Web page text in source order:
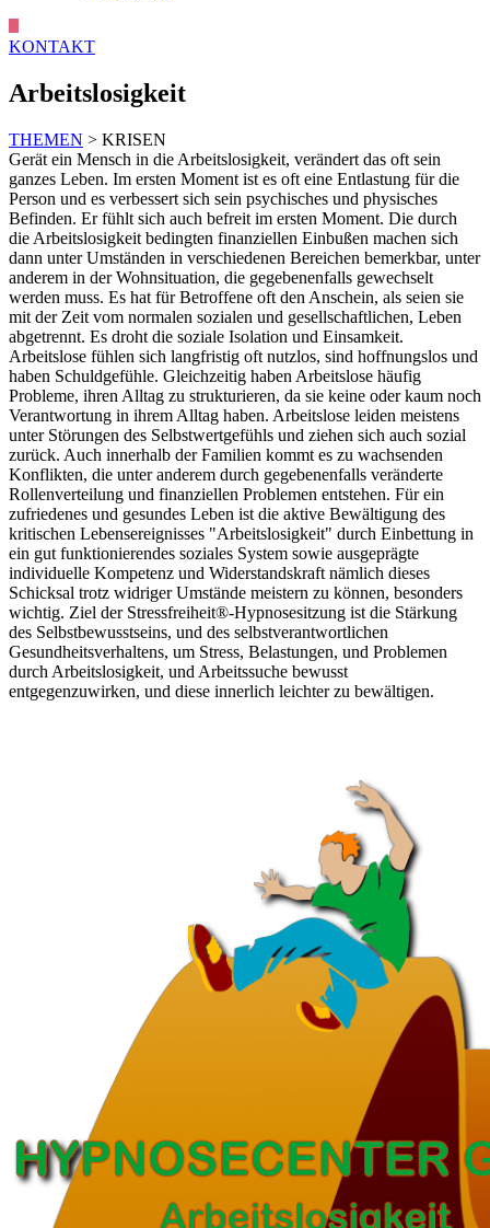
KONTAKT
Arbeitslosigkeit
THEMEN > KRISEN
Gerät ein Mensch in die Arbeitslosigkeit, verändert das oft sein
ganzes Leben. Im ersten Moment ist es oft eine Entlastung für die
Person und es verbessert sich sein psychisches und physisches
Befinden. Er fühlt sich auch befreit im ersten Moment. Die durch
die Arbeitslosigkeit bedingten finanziellen Einbußen machen sich
dann unter Umständen in verschiedenen Bereichen bemerkbar, unter
anderem in der Wohnsituation, die gegebenenfalls gewechselt
werden muss. Es hat für Betroffene oft den Anschein, als seien sie
mit der Zeit vom normalen sozialen und gesellschaftlichen, Leben
abgetrennt. Es droht die soziale Isolation und Einsamkeit.
Arbeitslose fühlen sich langfristig oft nutzlos, sind hoffnungslos und
haben Schuldgefühle. Gleichzeitig haben Arbeitslose häufig
Probleme, ihren Alltag zu strukturieren, da sie keine oder kaum noch
Verantwortung in ihrem Alltag haben. Arbeitslose leiden meistens
unter Störungen des Selbstwertgefühls und ziehen sich auch sozial
zurück. Auch innerhalb der Familien kommt es zu wachsenden
Konflikten, die unter anderem durch gegebenenfalls veränderte
Rollenverteilung und finanziellen Problemen entstehen. Für ein
zufriedenes und gesundes Leben ist die aktive Bewältigung des
kritischen Lebensereignisses "Arbeitslosigkeit" durch Einbettung in
ein gut funktionierendes soziales System sowie ausgeprägte
individuelle Kompetenz und Widerstandskraft nämlich dieses
Schicksal trotz widriger Umstände meistern zu können, besonders
wichtig. Ziel der Stressfreiheit®-Hypnosesitzung ist die Stärkung
des Selbstbewusstseins, und des selbstverantwortlichen
Gesundheitsverhaltens, um Stress, Belastungen, und Problemen
durch Arbeitslosigkeit, und Arbeitssuche bewusst
entgegenzuwirken, und diese innerlich leichter zu bewältigen.